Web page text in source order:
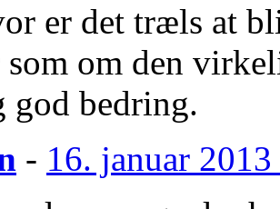
er det træls at
om den
god bedring.
- 16. januar